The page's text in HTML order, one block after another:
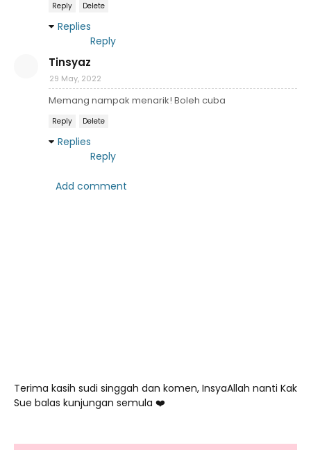
Reply Delete
Replies
Reply
Tinsyaz
29 May, 2022
Memang nampak menarik! Boleh cuba
Reply Delete
Replies
Reply
Add comment
Terima kasih sudi singgah dan komen, InsyaAllah nanti Kak
Sue balas kunjungan semula ❤️